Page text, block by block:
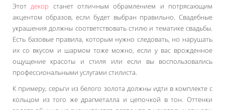
Этотдекор станет отличным обрамлением и потрясающим
акцентом образов, если будет выбран правильно. Свадебные
украшения должны соответствовать стилю и тематике свадьбы.
Есть базовые правила, которым нужно следовать, но нарушать
их со вкусом и шармом тоже можно, если у вас врожденное
ощущение красоты и стиля или если вы воспользовались
профессиональными услугами стилиста.
К примеру, серьги из белого золота должны идти в комплекте с
кольцом из того же драгметалла и цепочкой в тон. Оттенки